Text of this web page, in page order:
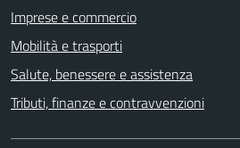
Imprese e commercio
Mobilità e trasporti
Salute, benessere e assistenza
Tributi, finanze e contravvenzioni